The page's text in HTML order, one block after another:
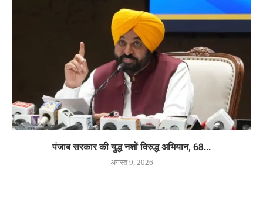
पंजाब सरकार की युद्ध नशों विरुद्ध अभियान, 68...
अगस्त 9, 2026